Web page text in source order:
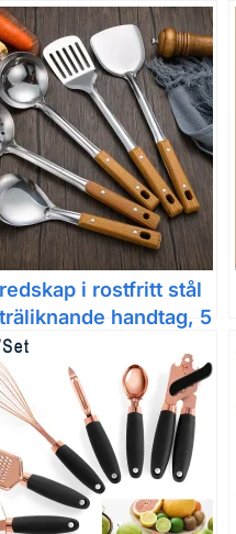
för grepp och
i rostfritt stål
handtag, 5